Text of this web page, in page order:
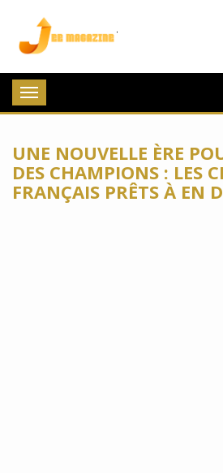
Toggle
navigation
UNE NOUVELLE ÈRE
DES CHAMPIONS : LES
FRANÇAIS PRÊTS À EN